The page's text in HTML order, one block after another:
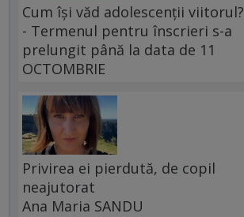
Cum își văd adolescenții viitorul?
- Termenul pentru înscrieri s-a
prelungit până la data de 11
OCTOMBRIE
Privirea ei pierdută, de copil
neajutorat
Ana Maria SANDU